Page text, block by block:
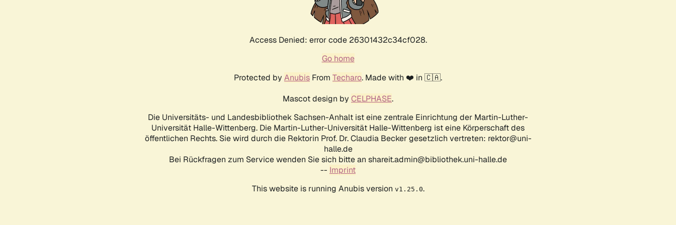
Access Denied: error code 26301432c34cf028.
Go home
Protected by Anubis From Techaro. Made with ❤️ in 🇨🇦.
Mascot design by CELPHASE.
Die Universitäts- und Landesbibliothek Sachsen-Anhalt ist eine zentrale Einrichtung der Martin-Luther-
Universität Halle-Wittenberg. Die Martin-Luther-Universität Halle-Wittenberg ist eine Körperschaft des
öffentlichen Rechts. Sie wird durch die Rektorin Prof. Dr. Claudia Becker gesetzlich vertreten: rektor@uni-
halle.de
Bei Rückfragen zum Service wenden Sie sich bitte an shareit.admin@bibliothek.uni-halle.de
-- Imprint
This website is running Anubis version v1.25.0.